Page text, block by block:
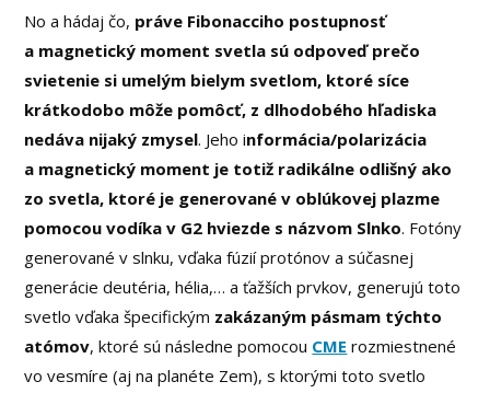
No a hádaj čo, práve Fibonacciho postupnosť
a magnetický moment svetla sú odpoveď prečo
svietenie si umelým bielym svetlom, ktoré síce
krátkodobo môže pomôcť, z dlhodobého hľadiska
nedáva nijaký zmysel. Jeho informácia/polarizácia
a magnetický moment je totiž radikálne odlišný ako
zo svetla, ktoré je generované v oblúkovej plazme
pomocou vodíka v G2 hviezde s názvom Slnko. Fotóny
generované v slnku, vďaka fúzií protónov a súčasnej
generácie deutéria, hélia,… a ťažších prvkov, generujú toto
svetlo vďaka špecifickým zakázaným pásmam týchto
atómov, ktoré sú následne pomocou CME rozmiestnené
vo vesmíre (aj na planéte Zem), s ktorými toto svetlo